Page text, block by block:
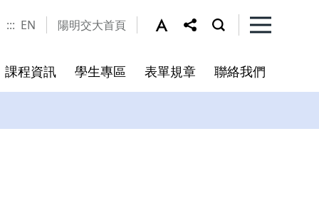
::: EN 陽明交大首頁
課程資訊 學生專區 表單規章 聯絡我們